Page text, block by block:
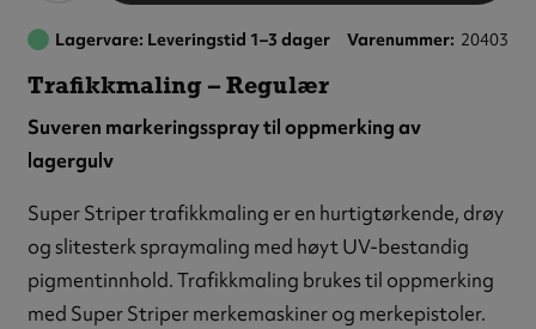
Lagervare: Leveringstid 1–3 dager Varenummer 20403
Trafikkmaling – Regulær
Suveren markeringsspray til oppmerking av
lagergulv
Super Striper trafikkmaling er en hurtigtørkende, drøy
og slitesterk spraymaling med høyt UV-bestandig
pigmentinnhold. Trafikkmaling brukes til oppmerking
med Super Striper merkemaskiner og merkepistoler.